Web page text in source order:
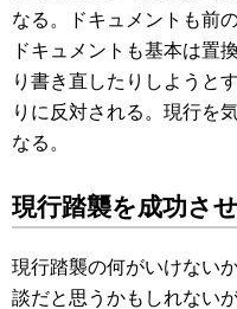
なる。ドキュメントも前
ドキュメントも基本は置
り書き直したりしようと
りに反対される。現行を
なる。
現行踏襲を成功さ
現行踏襲の何がいけない
談だと思うかもしれない